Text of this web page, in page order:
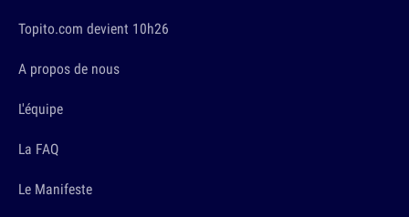
Topito.com devient 10h26
A propos de nous
L'équipe
La FAQ
Le Manifeste